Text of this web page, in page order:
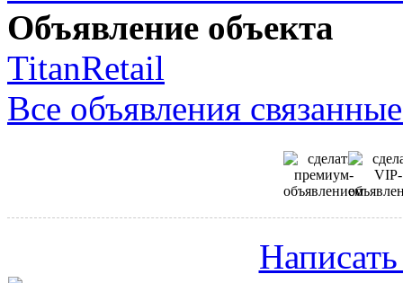
Объявление объекта
TitanRetail
Все объявления